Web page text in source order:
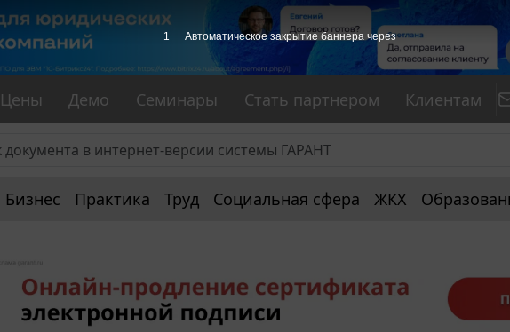
Цены Демо Семинары Стать партнером Клиентам
Бизнес Практика Труд Социальная сфера ЖКХ
1 Автоматическое закрытие баннера через